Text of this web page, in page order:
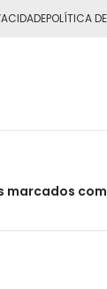
POLÍTICA
marcados